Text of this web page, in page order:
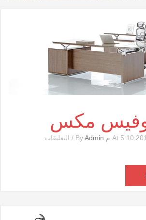
مكس
Admin
/ التعليقات